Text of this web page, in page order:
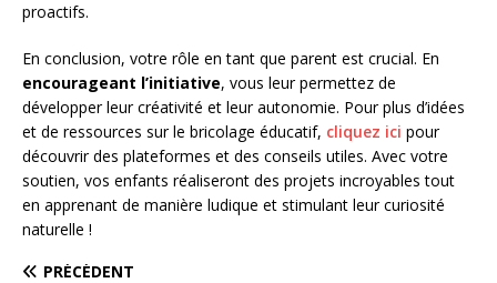
proactifs.
En conclusion, votre rôle en tant que parent est crucial. En
encourageant l’initiative, vous leur permettez de
développer leur créativité et leur autonomie. Pour plus d’idées
et de ressources sur le bricolage éducatif, cliquez ici pour
découvrir des plateformes et des conseils utiles. Avec votre
soutien, vos enfants réaliseront des projets incroyables tout
en apprenant de manière ludique et stimulant leur curiosité
naturelle !
PRÉCÉDENT